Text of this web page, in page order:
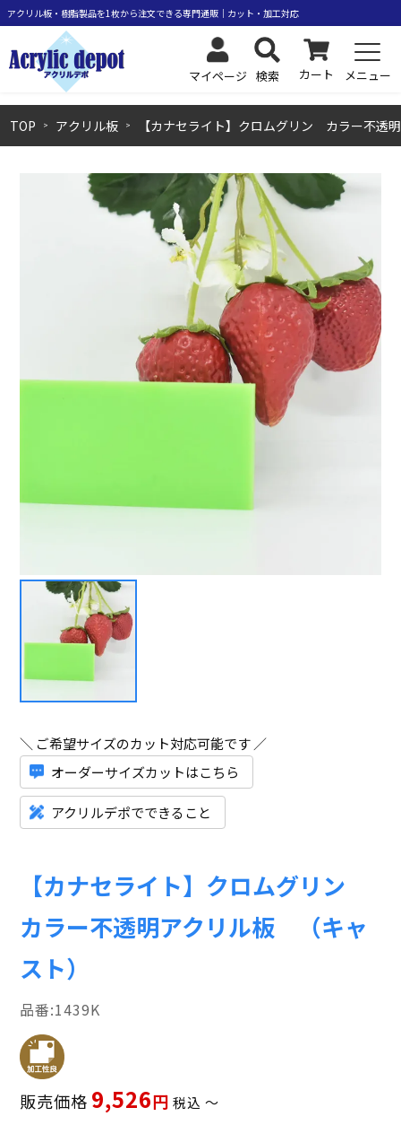
マイページ 検索 カート メニュー
TOP アクリル板 【カナセライト】クロムグリン カラー不透
＼ ご希望サイズのカット対応可能です ／
オーダーサイズカットはこちら
アクリルデポでできること
【カナセライト】クロムグリン
カラー不透明アクリル板 （キャ
スト）
1439K
販売価格 9,526 税込 〜